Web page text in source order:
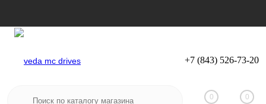
Вход Регистрация
+7 (843) 526-73-20
0 0